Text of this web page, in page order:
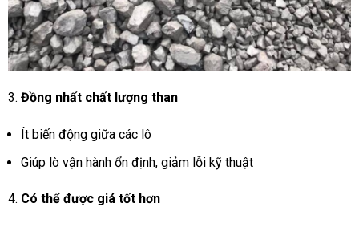
Đồng nhất chất lượng than
Ít biến động giữa các lô
Giúp lò vận hành ổn định, giảm lỗi kỹ thuật
Có thể được giá tốt hơn